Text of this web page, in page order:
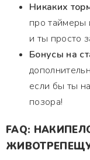
Никаких
про таймеры
и ты просто
Бонусы на
если бы ты
позора!
FAQ: